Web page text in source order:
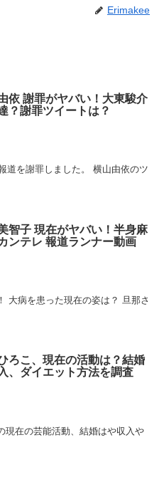
Erimakee
依 謝罪がヤバい！大東駿介
？謝罪ツイートは？
道を謝罪しました。 横山由依のツ
智子 現在がヤバい！半身麻
ンテレ 報道ランナー動画
大病を患った現在の姿は？ 旦那さ
ろこ、現在の活動は？結婚
、ダイエット方法を調査
現在の芸能活動、結婚はや収入や